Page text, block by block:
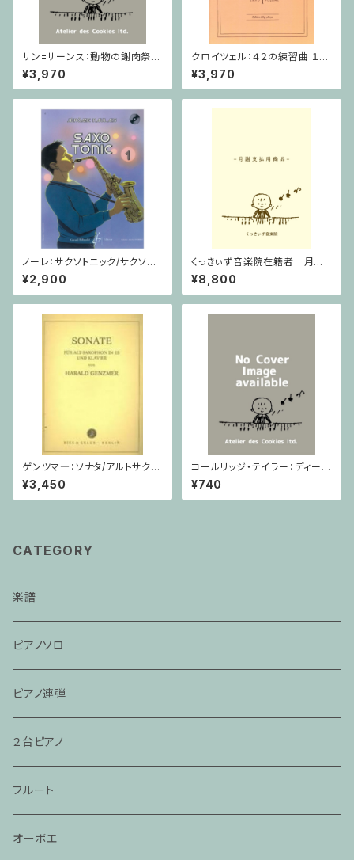
サン=サーンス：動物の謝肉祭 D
urand / ミニチュアスコア
¥3,970
クロイツェル：４２の練習曲 １巻
/ ヴァイオリン教本
¥3,970
ノーレ：サクソトニック/サクソフ
ォーン・CD
¥2,900
くっきぃず音楽院在籍者 月謝
支払用商品 ピアノ科 ３０分
¥8,800
ゲンツマ―：ソナタ/アルトサクソ
フォーン・ピアノ
¥3,450
コールリッジ・テイラー：ディープ
リバー Op.59,No.10 / ヴァイオ
リン・ピアノ
¥740
CATEGORY
楽譜
ピアノソロ
ピアノ連弾
２台ピアノ
フルート
オーボエ